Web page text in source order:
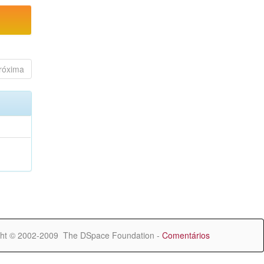
© 2002-2009 The DSpace Foundation - Comentários